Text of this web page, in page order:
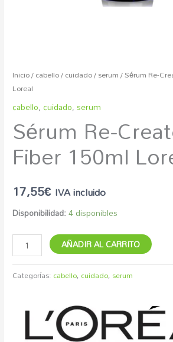
Inicio/cabello/cuidado/serum/ Sérum Re-
Loreal
cabello,cuidado,serum
Sérum Re-
Fiber 150ml
17,55€ IVA incluido
Disponibilidad:4 disponibles
AÑADIR AL CARRITO
Categorías: cabello, cuidado, serum